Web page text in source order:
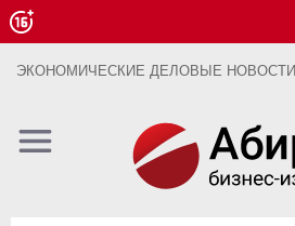
ЭКОНОМИЧЕСКИЕ ДЕЛОВЫЕ НОВОСТИ